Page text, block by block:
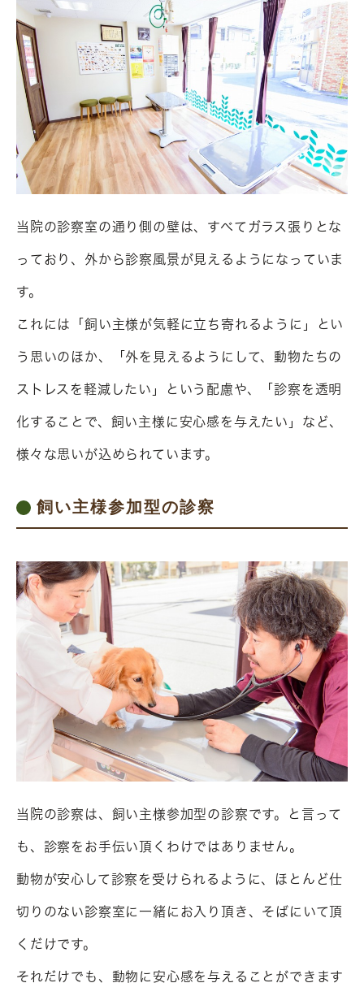
当院の診察室の通り側の壁は、すべてガラス張りとな
っており、外から診察風景が見えるようになっていま
す。
これには「飼い主様が気軽に立ち寄れるように」とい
う思いのほか、「外を見えるようにして、動物たちの
ストレスを軽減したい」という配慮や、「診察を透明
化することで、飼い主様に安心感を与えたい」など、
様々な思いが込められています。
飼い主様参加型の診察
当院の診察は、飼い主様参加型の診察です。と言って
も、診察をお手伝い頂くわけではありません。
動物が安心して診察を受けられるように、ほとんど仕
切りのない診察室に一緒にお入り頂き、そばにいて頂
くだけです。
それだけでも、動物に安心感を与えることができます